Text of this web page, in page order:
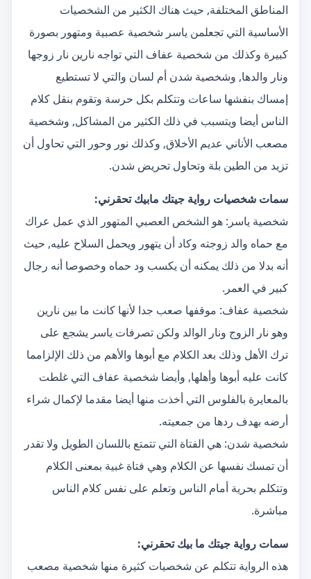
المناطق المختلفة, حيث هناك الكثير من الشخصيات
الأساسية التي تجعلمن ياسر شخصية عصبية ومتهور بصورة
كبيرة وكذلك من شخصية عفاف التي تواجه نارين نار زوجها
ونار والدها, وشخصية شدن أم لسان والتي لا تستطيع
إمساك بنفشها ساعات وتتكلم بكل حرسة وتقوم بنقل كلام
الناس أيضا ويتسبب في ذلك الكثير من المشاكل, وشخصية
مصعب الأناني عديم الأخلاق, وكذلك نور وحور التي تحاول أن
تزيد من الطين بلة وتحاول تحريض شدن.
سمات شخصيات رواية جيتك مابيك تحقرني:
شخصية ياسر: هو الشخص العصبي المتهور الذي عمل عراك
مع حماه والد زوجته وكاد أن يتهور ويحمل السلاح عليه, حيث
أنه بدلا من ذلك يمكنه أن يكسب ود حماه وخصوصا أنه رجال
كبير في العمر.
شخصية عفاف: موقفها صعب جدا لأنها كانت ما بين نارين
وهو نار الزوج ونار الوالد ولكن تصرفات ياسر يشجع على
ترك الأهل وذلك بعد الكلام مع أبوها والأهم من ذلك الإلزامما
كانت عليه أبوها وأهلها, وأيضا شخصية عفاف التي غلطت
بالمعايرة بالفلوس التي أخذت منها أيضا مقدما لإكمال شراء
أرضه بهدف ردها من جمعيته.
شخصية شدن: هي الفتاة التي تتمتع باللسان الطويل ولا تقدر
أن تمسك نفسها عن الكلام وهي فتاة غبية بمعنى الكلام
وتتكلم بحرية أمام الناس وتعلم على نفس كلام الناس
مباشرة.
سمات رواية جيتك ما بيك تحقرني:
هذه الرواية تتكلم عن شخصيات كثيرة منها شخصية مصعب